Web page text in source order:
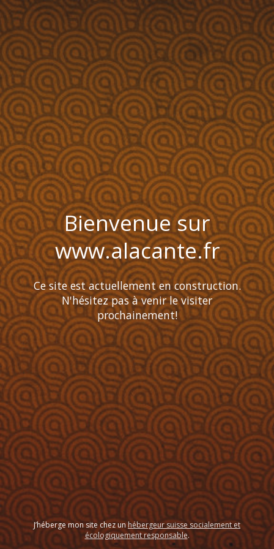
Bienvenue sur
www.alacante.fr
Ce site est actuellement en construction.
N'hésitez pas à venir le visiter
prochainement!
J’héberge mon site chez unhébergeur suisse socialement et
écologiquement responsable.